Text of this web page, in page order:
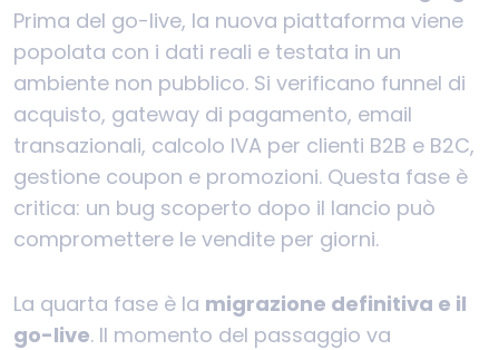
Prima del go-live, la nuova piattaforma viene
popolata con i dati reali e testata in un
ambiente non pubblico. Si verificano funnel di
acquisto, gateway di pagamento, email
transazionali, calcolo IVA per clienti B2B e B2C,
gestione coupon e promozioni. Questa fase è
critica: un bug scoperto dopo il lancio può
compromettere le vendite per giorni.
La quarta fase è la migrazione definitiva e il
go-live. Il momento del passaggio va